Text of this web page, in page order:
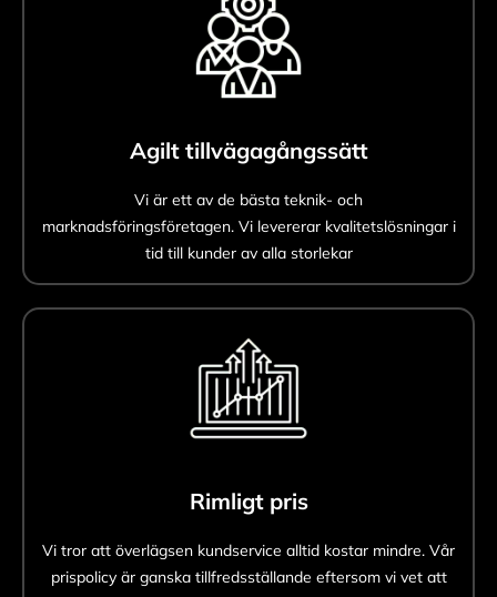
Agilt tillvägagångssätt
Vi är ett av de bästa teknik- och
marknadsföringsföretagen. Vi levererar kvalitetslösningar i
tid till kunder av alla storlekar
Rimligt pris
Vi tror att överlägsen kundservice alltid kostar mindre. Vår
prispolicy är ganska tillfredsställande eftersom vi vet att